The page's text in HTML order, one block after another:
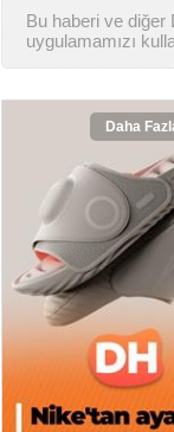
Bu haberi ve diğer
uygulamamızı
Daha